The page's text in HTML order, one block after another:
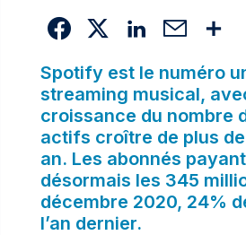
Spotify est le numéro
streaming musical,
croissance du nombre
actifs croître de plus
an. Les abonnés
désormais les 345
décembre 2020, 24%
l’an dernier.